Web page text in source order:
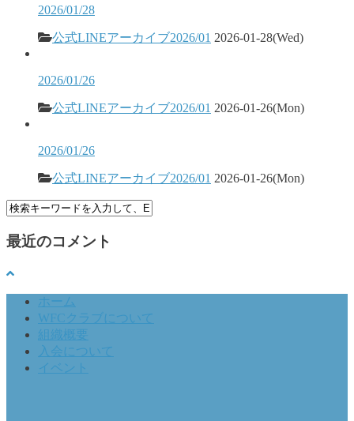
2026/01/28
公式LINEアーカイブ2026/01 2026-01-28(Wed)
2026/01/26
公式LINEアーカイブ2026/01 2026-01-26(Mon)
2026/01/26
公式LINEアーカイブ2026/01 2026-01-26(Mon)
最近のコメント
ホーム
WFCクラブについて
組織概要
入会について
イベント